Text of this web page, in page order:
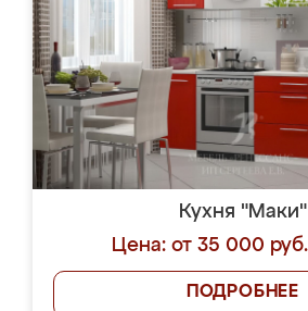
Кухня "Маки"
Цена: от 35 000
ПОДРОБНЕЕ